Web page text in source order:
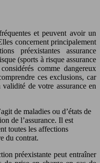
et peuvent avoir un
concernent principalement
préexistantes assurance
(sports à risque assurance
comme dangereux
ces exclusions, car
de votre assurance en
de maladies ou d’états de
de l’assurance. Il est
toutes les affections
du contrat.
préexistante peut entraîner